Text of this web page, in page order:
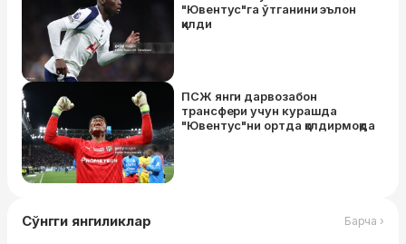
"Ювентус"га ўтганини эълон
қилди
ПСЖ янги дарвозабон
трансфери учун курашда
"Ювентус"ни ортда қолдирмоқда
Сўнгги янгиликлар Барча ›